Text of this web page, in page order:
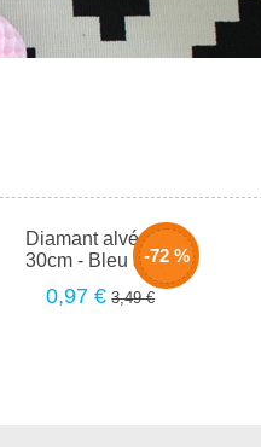
-72 %
Diamant alvéolé -
30cm - Bleu aqua
0,97 € 3,49 €